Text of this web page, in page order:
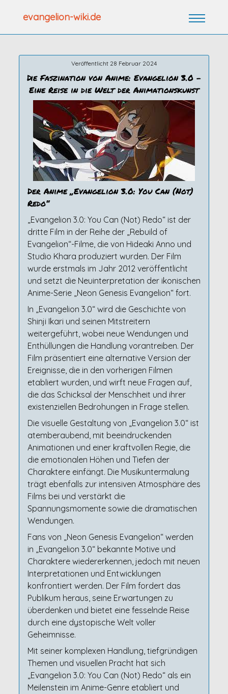
evangelion-wiki.de
Veröffentlicht 28 Februar 2024
Die Faszination von Anime: Evangelion 3.0 –
Eine Reise in die Welt der Animationskunst
Der Anime „Evangelion 3.0: You Can (Not)
Redo“
„Evangelion 3.0: You Can (Not) Redo“ ist der
dritte Film in der Reihe der „Rebuild of
Evangelion“-Filme, die von Hideaki Anno und
Studio Khara produziert wurden. Der Film
wurde erstmals im Jahr 2012 veröffentlicht
und setzt die Neuinterpretation der ikonischen
Anime-Serie „Neon Genesis Evangelion“ fort.
In „Evangelion 3.0“ wird die Geschichte von
Shinji Ikari und seinen Mitstreitern
weitergeführt, wobei neue Wendungen und
Enthüllungen die Handlung vorantreiben. Der
Film präsentiert eine alternative Version der
Ereignisse, die in den vorherigen Filmen
etabliert wurden, und wirft neue Fragen auf,
die das Schicksal der Menschheit und ihrer
existenziellen Bedrohungen in Frage stellen.
Die visuelle Gestaltung von „Evangelion 3.0“ ist
atemberaubend, mit beeindruckenden
Animationen und einer kraftvollen Regie, die
die emotionalen Höhen und Tiefen der
Charaktere einfängt. Die Musikuntermalung
trägt ebenfalls zur intensiven Atmosphäre des
Films bei und verstärkt die
Spannungsmomente sowie die dramatischen
Wendungen.
Fans von „Neon Genesis Evangelion“ werden
in „Evangelion 3.0“ bekannte Motive und
Charaktere wiedererkennen, jedoch mit neuen
Interpretationen und Entwicklungen
konfrontiert werden. Der Film fordert das
Publikum heraus, seine Erwartungen zu
überdenken und bietet eine fesselnde Reise
durch eine dystopische Welt voller
Geheimnisse.
Mit seiner komplexen Handlung, tiefgründigen
Themen und visuellen Pracht hat sich
„Evangelion 3.0: You Can (Not) Redo“ als ein
Meilenstein im Anime-Genre etabliert und